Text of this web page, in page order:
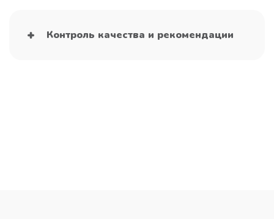
Контроль качества и рекомендации